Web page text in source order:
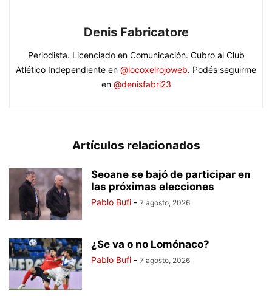
Denis Fabricatore
Periodista. Licenciado en Comunicación. Cubro al Club
Atlético Independiente en @locoxelrojoweb. Podés seguirme
en @denisfabri23
Artículos relacionados
Seoane se bajó de participar en
las próximas elecciones
Pablo Bufi - 7 agosto, 2026
¿Se va o no Lomónaco?
Pablo Bufi - 7 agosto, 2026